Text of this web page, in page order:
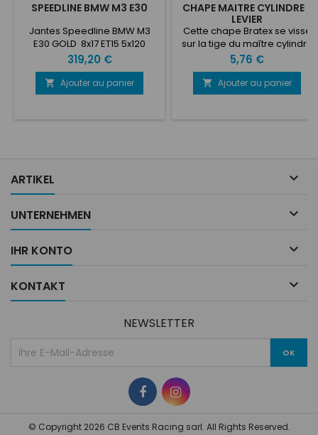
SPEEDLINE BMW M3 E30
Jantes Speedline BMW M3
E30 GOLD 8x17 ET15 5x120
Prix
319,20 €
 Ajouter au panier
CHAPE MAITRE CYLINDRE /
LEVIER
Cette chape Bratex se visse
sur la tige du maître cylindre
pour le raccorder à la
poignée du frein à main.
Filetage: 5/16 UNF. Longueur
totale: 43mm
Prix
5,76 €
 Ajouter au panier
ARTIKEL 
UNTERNEHMEN 
IHR KONTO 
KONTAKT 
NEWSLETTER
© Copyright 2026 CB Events Racing sarl. All Rights Reserved.